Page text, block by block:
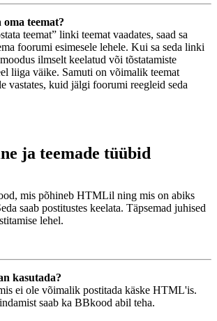
teemat?
teemat” linki teemat vaadates, saad sa
foorumi esimesele lehele. Kui sa seda linki
ilmselt keelatud või tõstatamiste
liiga väike. Samuti on võimalik teemat
vastates, kuid jälgi foorumi reegleid seda
ja teemade tüübid
mis põhineb HTMLil ning mis on abiks
saab postitustes keelata. Täpsemad juhised
lehel.
kasutada?
ei ole võimalik postitada käske HTML'is.
saab ka BBkood abil teha.